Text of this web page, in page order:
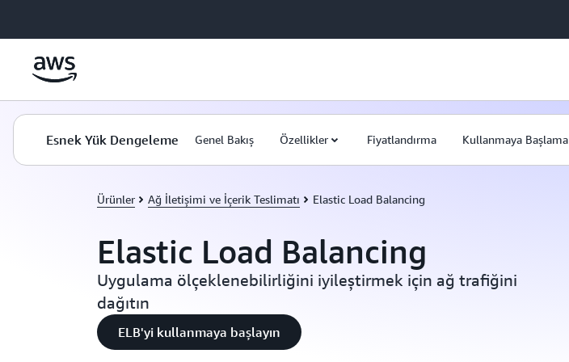
Esnek Yük Dengeleme Genel Bakış Özellikler Fiyatlandırma Kullanmaya Başlama
Ürünler Ağ İletişimi ve İçerik Teslimatı Elastic Load Balancing
Elastic Load Balancing
Uygulama ölçeklenebilirliğini iyileştirmek için ağ trafiğini
dağıtın
ELB'yi kullanmaya başlayın